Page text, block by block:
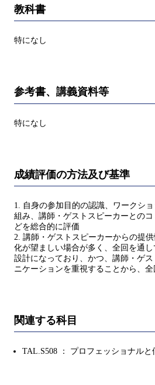
教科書
特になし
参考書、講義資料等
特になし
成績評価の方法及び基準
1. 自身の参加目的の認識、ワークシ
組み、講師・ゲストスピーカーとの
どを総合的に評価
2. 講師・ゲストスピーカーからの提
化が望ましい場合が多く、全回を通
設計になっており、かつ、講師・ゲ
ニケーションを重視することから、
関連する科目
TAL.S508 ： プロフェッショナルと